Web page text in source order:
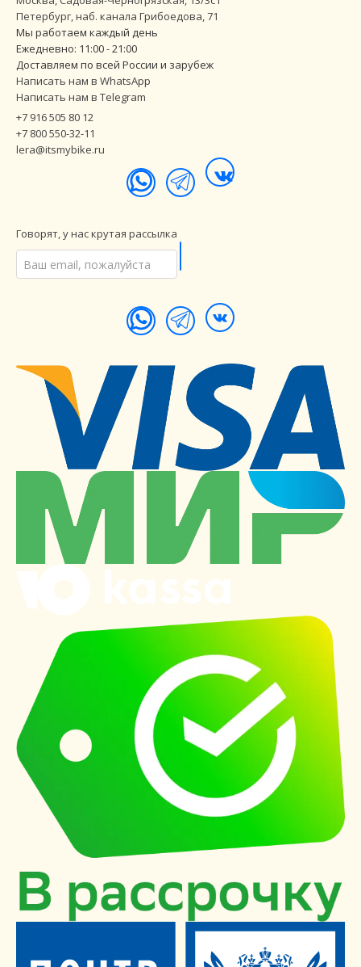
Петербург,наб. канала Грибоедова, 71
Мы работаем каждый день
Ежедневно: 11:00 - 21:00
Доставляем по всей России и зарубеж
Написать нам в WhatsApp
Написать нам в Telegram
+7 916 505 80 12
+7 800 550-32-11
lera@itsmybike.ru
Говорят, у нас крутая рассылка